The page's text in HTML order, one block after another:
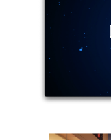
微信